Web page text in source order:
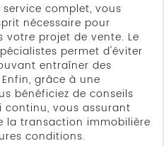
complet, vous
nécessaire pour
votre projet de vente. Le
permet d'éviter
entraîner des
grâce à une
bénéficiez de conseils
continu, vous assurant
la transaction immobilière
conditions.